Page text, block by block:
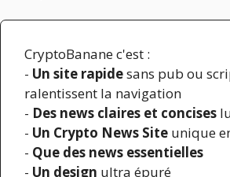
CryptoBanane c'est :
- Un site rapidesans pub ou
ralentissent la navigation
- Des news claires et concises
- Un Crypto News Site unique
- Que des news essentielles
- Un design ultra épuré